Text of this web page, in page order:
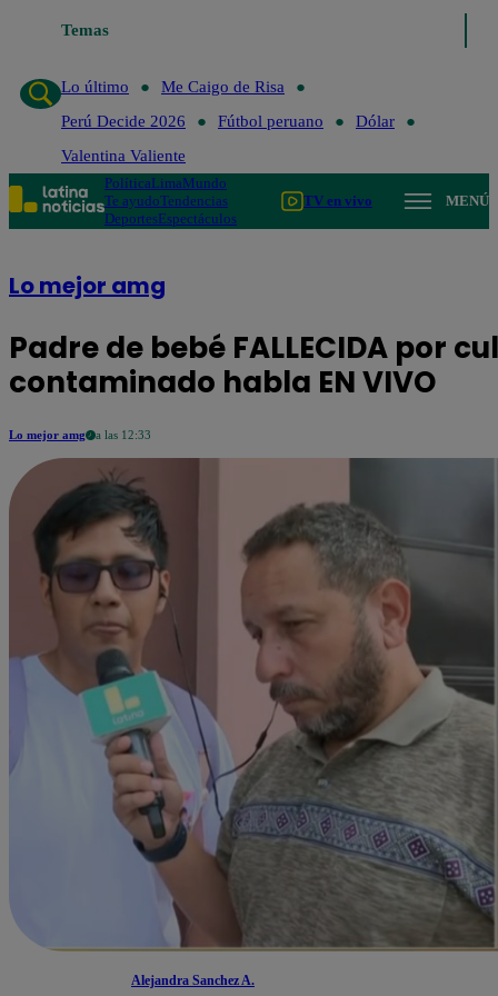
Temas
Lo último
Me Caigo de Risa
Perú Decide 2026
Fútbol peruano
Dólar
Valentina Valiente
PolíticaLimaMundo
Te ayudoTendencias
DeportesEspectáculos
TV en vivo MENÚ
Lo mejor amg
Padre de bebé FALLECIDA por
contaminado habla EN VIVO
Lo mejor amg a las 12:33
Alejandra Sanchez A.